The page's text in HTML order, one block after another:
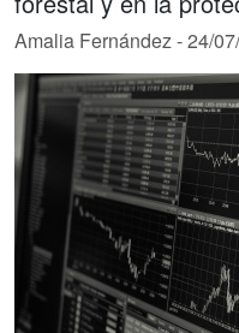
Amalia Fernández-24/